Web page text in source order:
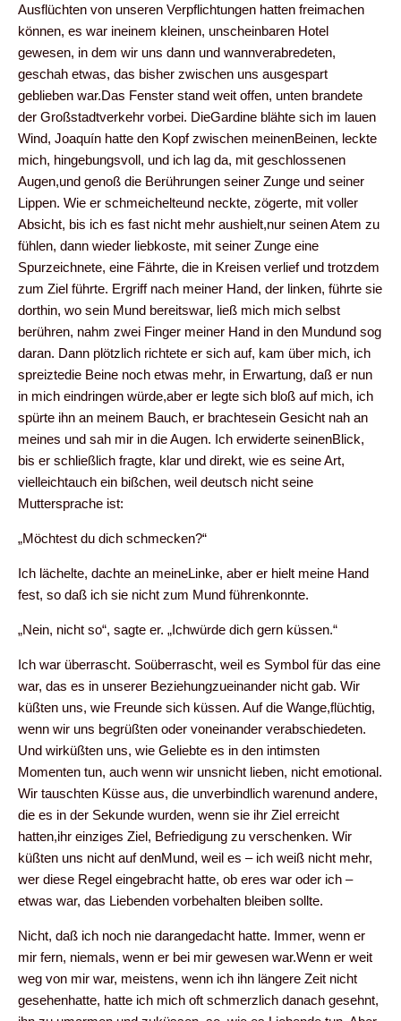
Ausflüchten von unseren Verpflichtungen hatten freimachen
können, es war ineinem kleinen, unscheinbaren Hotel
gewesen, in dem wir uns dann und wannverabredeten,
geschah etwas, das bisher zwischen uns ausgespart
geblieben war.Das Fenster stand weit offen, unten brandete
der Großstadtverkehr vorbei. DieGardine blähte sich im lauen
Wind, Joaquín hatte den Kopf zwischen meinenBeinen, leckte
mich, hingebungsvoll, und ich lag da, mit geschlossenen
Augen,und genoß die Berührungen seiner Zunge und seiner
Lippen. Wie er schmeichelteund neckte, zögerte, mit voller
Absicht, bis ich es fast nicht mehr aushielt,nur seinen Atem zu
fühlen, dann wieder liebkoste, mit seiner Zunge eine
Spurzeichnete, eine Fährte, die in Kreisen verlief und trotzdem
zum Ziel führte. Ergriff nach meiner Hand, der linken, führte sie
dorthin, wo sein Mund bereitswar, ließ mich mich selbst
berühren, nahm zwei Finger meiner Hand in den Mundund sog
daran. Dann plötzlich richtete er sich auf, kam über mich, ich
spreiztedie Beine noch etwas mehr, in Erwartung, daß er nun
in mich eindringen würde,aber er legte sich bloß auf mich, ich
spürte ihn an meinem Bauch, er brachtesein Gesicht nah an
meines und sah mir in die Augen. Ich erwiderte seinenBlick,
bis er schließlich fragte, klar und direkt, wie es seine Art,
vielleichtauch ein bißchen, weil deutsch nicht seine
Muttersprache ist:
„Möchtest du dich schmecken?“
Ich lächelte, dachte an meineLinke, aber er hielt meine Hand
fest, so daß ich sie nicht zum Mund führenkonnte.
„Nein, nicht so“, sagte er. „Ichwürde dich gern küssen.“
Ich war überrascht. Soüberrascht, weil es Symbol für das eine
war, das es in unserer Beziehungzueinander nicht gab. Wir
küßten uns, wie Freunde sich küssen. Auf die Wange,flüchtig,
wenn wir uns begrüßten oder voneinander verabschiedeten.
Und wirküßten uns, wie Geliebte es in den intimsten
Momenten tun, auch wenn wir unsnicht lieben, nicht emotional.
Wir tauschten Küsse aus, die unverbindlich warenund andere,
die es in der Sekunde wurden, wenn sie ihr Ziel erreicht
hatten,ihr einziges Ziel, Befriedigung zu verschenken. Wir
küßten uns nicht auf denMund, weil es – ich weiß nicht mehr,
wer diese Regel eingebracht hatte, ob eres war oder ich –
etwas war, das Liebenden vorbehalten bleiben sollte.
Nicht, daß ich noch nie darangedacht hatte. Immer, wenn er
mir fern, niemals, wenn er bei mir gewesen war.Wenn er weit
weg von mir war, meistens, wenn ich ihn längere Zeit nicht
gesehenhatte, hatte ich mich oft schmerzlich danach gesehnt,